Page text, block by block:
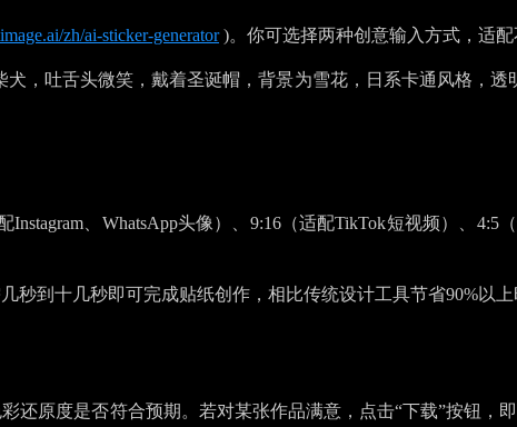
zh/ai-sticker-generator)。你可选择两种创意输入方式，适配
，吐舌头微笑，戴着圣诞帽，背景为雪花，日系卡通风格，
、WhatsApp头像）、9:16（适配TikTok短视频）、4:5
到十几秒即可完成贴纸创作，相比传统设计工具节省90%以上
原度是否符合预期。若对某张作品满意，点击“下载”按钮，